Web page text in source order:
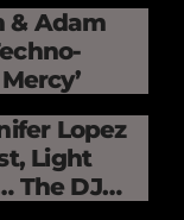
& Adam
Lopez
Light
The DJ